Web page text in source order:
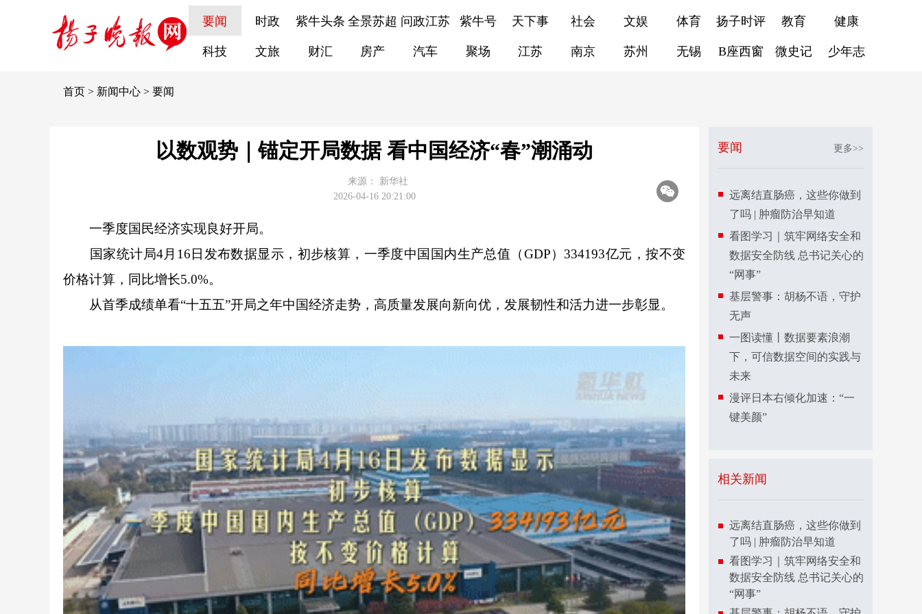
要闻 时政 紫牛头条 全景苏超 问政江苏 紫牛号 天下事 社会 文娱 体育 扬子时评 教育 健康
科技 文旅 财汇 房产 汽车 聚场 江苏 南京 苏州 无锡 B座西窗 微史记 少年志
首页 > 新闻中心 > 要闻
以数观势｜锚定开局数据 看中国经济“春”潮涌动
来源：
新华社
2026-04-16 20:21:00
一季度国民经济实现良好开局。
国家统计局4月16日发布数据显示，初步核算，一季度中国国内生产总值（GDP）334193亿元，按不变
价格计算，同比增长5.0%。
从首季成绩单看“十五五”开局之年中国经济走势，高质量发展向新向优，发展韧性和活力进一步彰显。
要闻 更多>>
远离结直肠癌，这些你做到
了吗 | 肿瘤防治早知道
看图学习｜筑牢网络安全和
数据安全防线 总书记关心的
“网事”
基层警事：胡杨不语，守护
无声
一图读懂丨数据要素浪潮
下，可信数据空间的实践与
未来
漫评日本右倾化加速：“一
键美颜”
相关新闻
远离结直肠癌，这些你做到
了吗 | 肿瘤防治早知道
看图学习｜筑牢网络安全和
数据安全防线 总书记关心的
“网事”